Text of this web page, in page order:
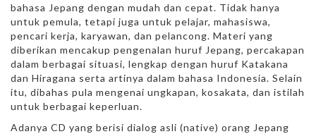
bahasa Jepang dengan mudah dan cepat. Tidak hanya
untuk pemula, tetapi juga untuk pelajar, mahasiswa,
pencari kerja, karyawan, dan pelancong. Materi yang
diberikan mencakup pengenalan huruf Jepang, percakapan
dalam berbagai situasi, lengkap dengan huruf Katakana
dan Hiragana serta artinya dalam bahasa Indonesia. Selain
itu, dibahas pula mengenai ungkapan, kosakata, dan istilah
untuk berbagai keperluan.
Adanya CD yang berisi dialog asli (native) orang Jepang